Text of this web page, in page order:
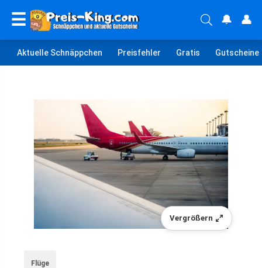
☰ 🔔 👤
Aktuelle Schnäppchen Preisfehler Gratis Gutscheine
Vergrößern
Flüge